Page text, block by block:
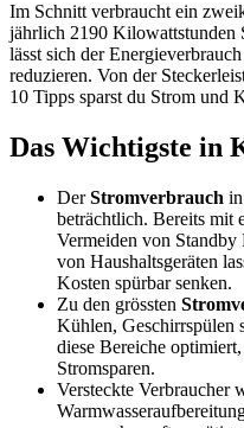
Im Schnitt verbraucht ein
jährlich 2190 Kilowattstunden
lässt sich der
reduzieren. Von der
10 Tipps sparst du Strom und
Das Wichtigste in
DerStromverbrauch
beträchtlich. Bereits mit
Vermeiden von Standby
von Haushaltsgeräten
Kosten spürbar senken.
Zu den grössten
Kühlen, Geschirrspülen
diese Bereiche
Stromsparen.
Versteckte Verbraucher